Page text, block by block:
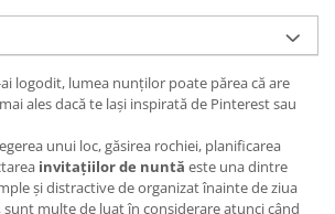
logodit, lumea nunților poate părea că are
ales dacă te lași inspirată de Pinterest sau
unui loc, găsirea rochiei, planificarea
invitațiilor de nuntă este una dintre
și distractive de organizat înainte de ziua
sunt multe de luat în considerare atunci când